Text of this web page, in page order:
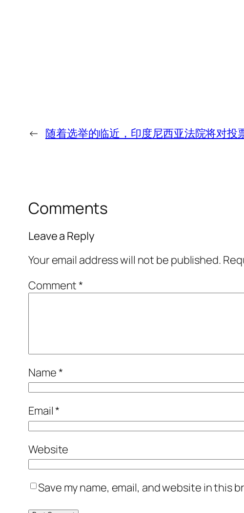
← 随着选举的临近，印度尼西亚法院将对投
Comments
Leave a Reply
Your email address will not be published.
Comment*
Name*
Email*
Website
Save my name, email, and website in this